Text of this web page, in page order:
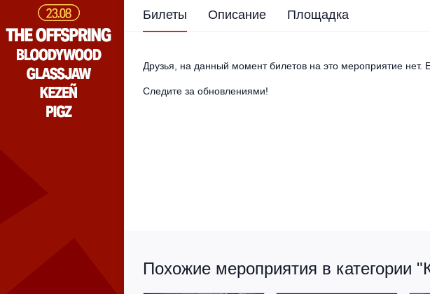
Билеты Описание Площадка
Друзья, на данный момент билетов на это мероприятие
Следите за обновлениями!
Похожие мероприятия в категории